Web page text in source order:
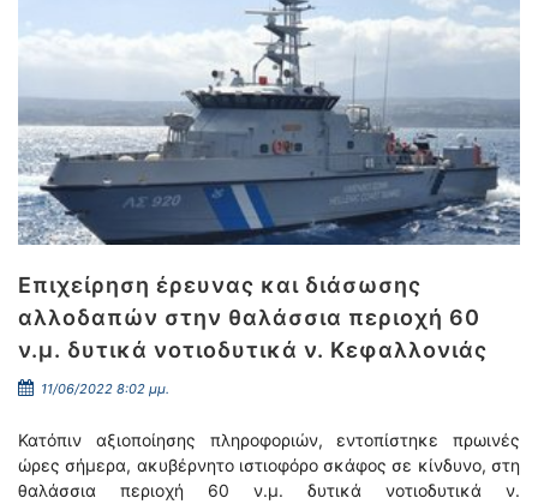
Επιχείρηση έρευνας και διάσωσης
αλλοδαπών στην θαλάσσια περιοχή 60
ν.μ. δυτικά νοτιοδυτικά ν. Κεφαλλονιάς
11/06/2022 8:02 μμ.
Κατόπιν αξιοποίησης πληροφοριών, εντοπίστηκε πρωινές
ώρες σήμερα, ακυβέρνητο ιστιοφόρο σκάφος σε κίνδυνο, στη
θαλάσσια περιοχή 60 ν.μ. δυτικά νοτιοδυτικά ν.